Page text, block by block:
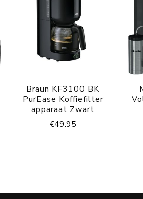
Braun KF3100 BK
PurEase Koffiefilter
apparaat Zwart
€49.95